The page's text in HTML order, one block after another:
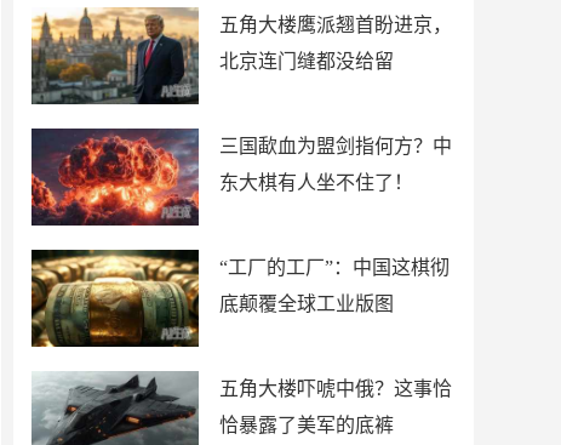
五角大楼鹰派翘首盼进京，
北京连门缝都没给留
三国歃血为盟剑指何方？中
东大棋有人坐不住了！
“工厂的工厂”：中国这棋彻
底颠覆全球工业版图
五角大楼吓唬中俄？这事恰
恰暴露了美军的底裤